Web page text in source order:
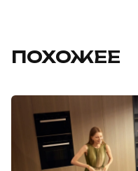
ПОХОЖЕЕ